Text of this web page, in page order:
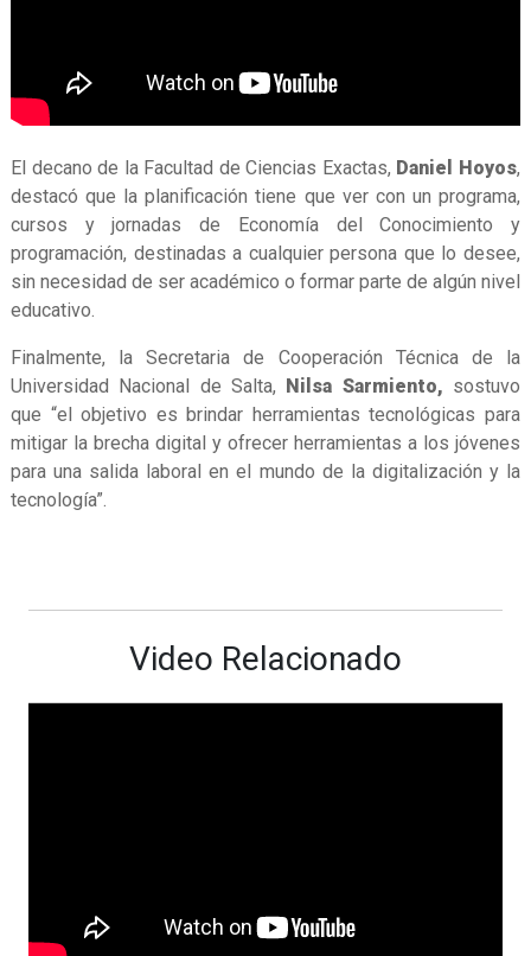
El decano de la Facultad de Ciencias Exactas, Daniel Hoyos,
destacó que la planificación tiene que ver con un programa,
cursos y jornadas de Economía del Conocimiento y
programación, destinadas a cualquier persona que lo desee,
sin necesidad de ser académico o formar parte de algún nivel
educativo.
Finalmente, la Secretaria de Cooperación Técnica de la
Universidad Nacional de Salta, Nilsa Sarmiento, sostuvo
que “el objetivo es brindar herramientas tecnológicas para
mitigar la brecha digital y ofrecer herramientas a los jóvenes
para una salida laboral en el mundo de la digitalización y la
tecnología”.
Video Relacionado